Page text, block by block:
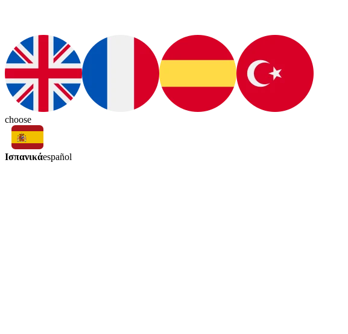
choose
Ισπανικάespañol